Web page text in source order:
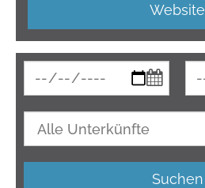
Website
Suchen